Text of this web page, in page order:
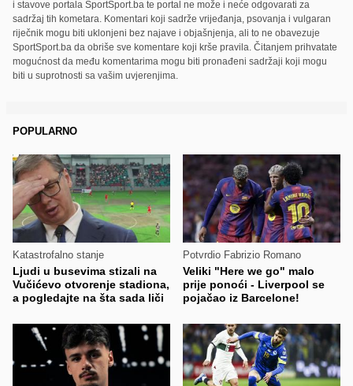
i stavove portala SportSport.ba te portal ne može i neće odgovarati za
sadržaj tih kometara. Komentari koji sadrže vrijeđanja, psovanja i vulgaran
riječnik mogu biti uklonjeni bez najave i objašnjenja, ali to ne obavezuje
SportSport.ba da obriše sve komentare koji krše pravila. Čitanjem prihvatate
mogućnost da među komentarima mogu biti pronađeni sadržaji koji mogu
biti u suprotnosti sa vašim uvjerenjima.
POPULARNO
Katastrofalno stanje
Ljudi u busevima stizali na
Vučićevo otvorenje stadiona,
a pogledajte na šta sada liči
Potvrdio Fabrizio Romano
Veliki "Here we go" malo
prije ponoći - Liverpool se
pojačao iz Barcelone!